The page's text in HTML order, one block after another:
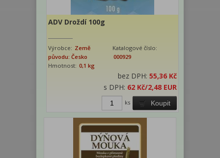
ADV Droždí 100g
Výrobce: Země
původu: Česko
Katalogové číslo:
000929
Hmotnost: 0,1 kg
bez DPH:55,36 Kč
s DPH: 62 Kč/2,48 EUR
Koupit
ks